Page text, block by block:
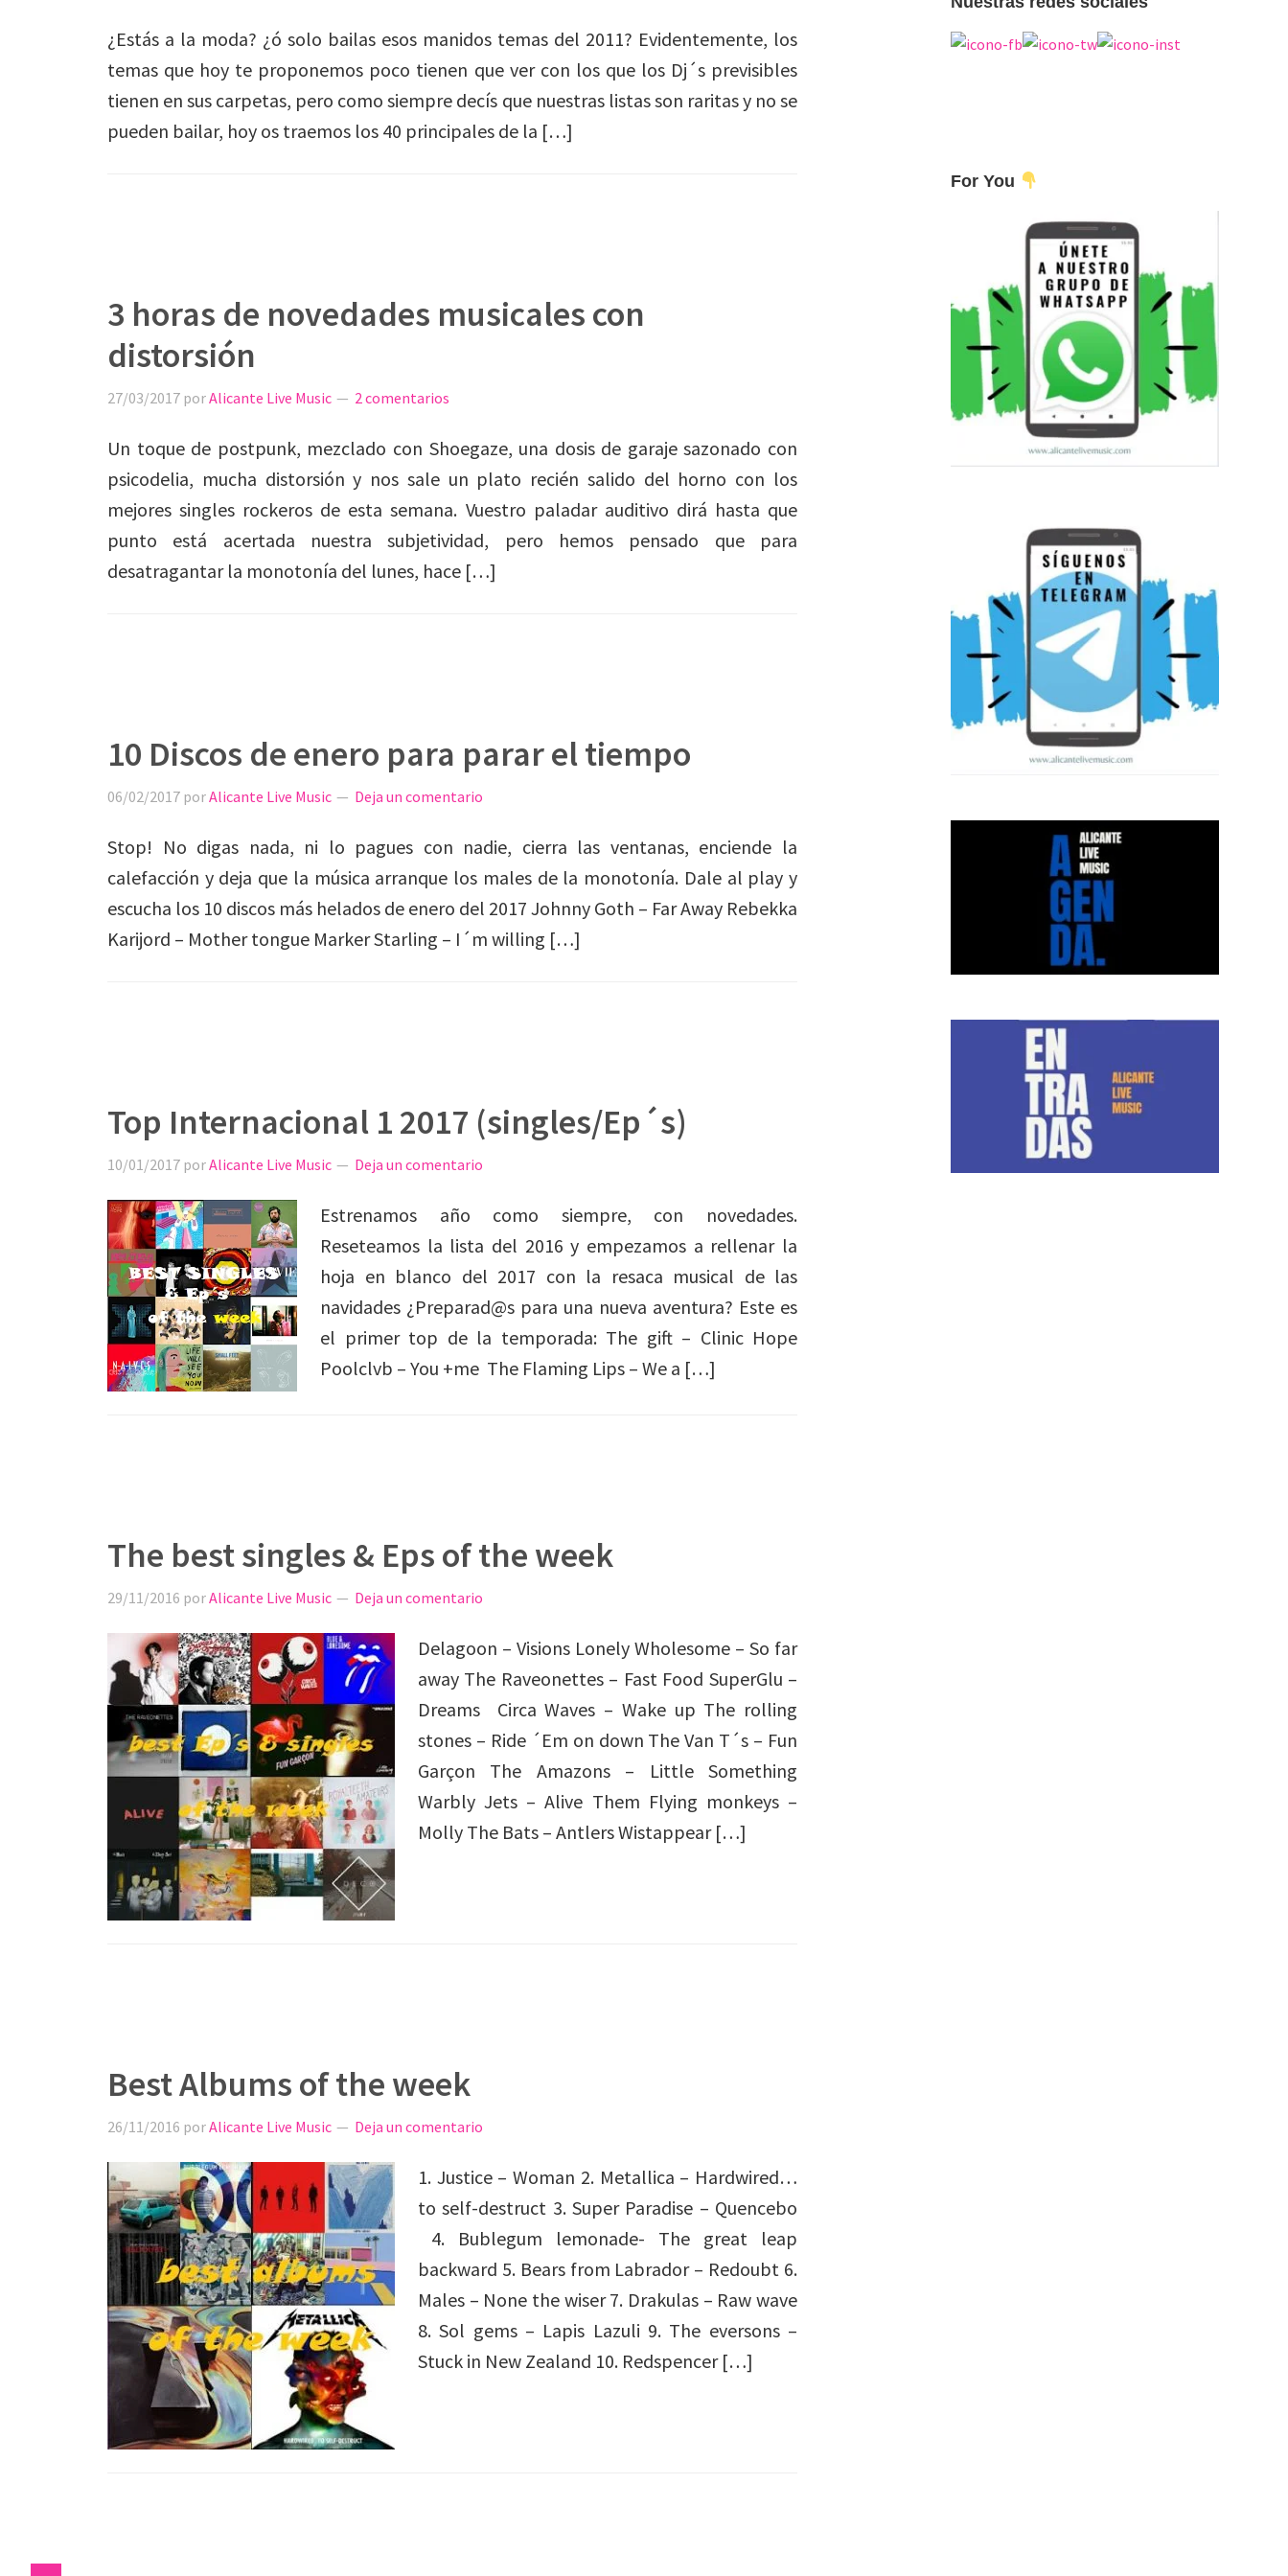
¿Estás a la moda? ¿ó solo bailas esos manidos temas del 2011? Evidentemente, los
temas que hoy te proponemos poco tienen que ver con los que los Dj´s previsibles
tienen en sus carpetas, pero como siempre decís que nuestras listas son raritas y no se
pueden bailar, hoy os traemos los 40 principales de la […]
3 horas de novedades musicales con
distorsión
27/03/2017 porAlicante Live Music 2 comentarios
Un toque de postpunk, mezclado con Shoegaze, una dosis de garaje sazonado con
psicodelia, mucha distorsión y nos sale un plato recién salido del horno con los
mejores singles rockeros de esta semana. Vuestro paladar auditivo dirá hasta que
punto está acertada nuestra subjetividad, pero hemos pensado que para
desatragantar la monotonía del lunes, hace […]
10 Discos de enero para parar el tiempo
06/02/2017 porAlicante Live Music Deja un comentario
Stop! No digas nada, ni lo pagues con nadie, cierra las ventanas, enciende la
calefacción y deja que la música arranque los males de la monotonía. Dale al play y
escucha los 10 discos más helados de enero del 2017 Johnny Goth – Far Away Rebekka
Karijord – Mother tongue Marker Starling – I´m willing […]
Top Internacional 1 2017 (singles/Ep´s)
10/01/2017 porAlicante Live Music Deja un comentario
Estrenamos año como siempre, con novedades.
Reseteamos la lista del 2016 y empezamos a rellenar la
hoja en blanco del 2017 con la resaca musical de las
navidades ¿Preparad@s para una nueva aventura? Este es
el primer top de la temporada: The gift – Clinic Hope
Poolclvb – You +me The Flaming Lips – We a […]
The best singles & Eps of the week
29/11/2016 porAlicante Live Music Deja un comentario
Delagoon – Visions Lonely Wholesome – So far
away The Raveonettes – Fast Food SuperGlu –
Dreams Circa Waves – Wake up The rolling
stones – Ride ´Em on down The Van T´s – Fun
Garçon The Amazons – Little Something
Warbly Jets – Alive Them Flying monkeys –
Molly The Bats – Antlers Wistappear […]
Best Albums of the week
26/11/2016 porAlicante Live Music Deja un comentario
1. Justice – Woman 2. Metallica – Hardwired…
to self-destruct 3. Super Paradise – Quencebo
4. Bublegum lemonade- The great leap
backward 5. Bears from Labrador – Redoubt 6.
Males – None the wiser 7. Drakulas – Raw wave
8. Sol gems – Lapis Lazuli 9. The eversons –
Stuck in New Zealand 10. Redspencer […]
For You